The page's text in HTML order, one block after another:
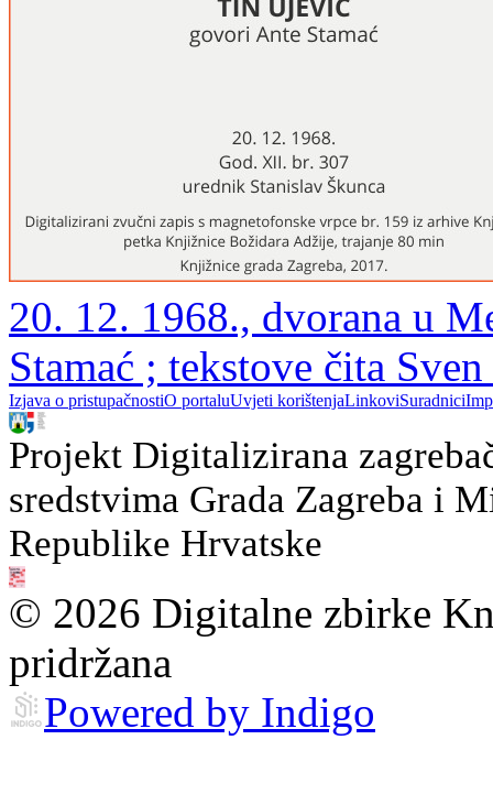
20. 12. 1968., dvorana u
Stamać ; tekstove čita
Izjava o pristupačnostiO portaluUvjeti korištenjaLinkoviSuradnici
Projekt Digitalizirana
sredstvima Grada Zagreba i
Republike Hrvatske
© 2026 Digitalne zbirke
pridržana
Powered by Indigo